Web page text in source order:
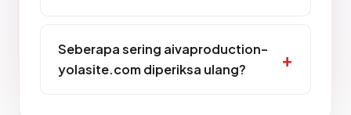
Seberapa sering aivaproduction-
yolasite.com diperiksa ulang?